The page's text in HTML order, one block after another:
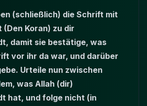
(schließlich) die Schrift mit
(Den Koran) zu dir
damit sie bestätige, was
vor ihr da war, und darüber
Urteile nun zwischen
was Allah (dir)
hat, und folge nicht (in